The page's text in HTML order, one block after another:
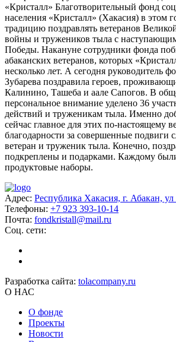
«Кристалл» Благотворительный фонд
населения «Кристалл» (Хакасия) в этом
традицию поздравлять ветеранов
войны и тружеников тыла с
Победы. Накануне сотрудники фонда
абаканских ветеранов, которых
несколько лет. А сегодня руководитель
Зубарева поздравила героев,
Калинино, Ташеба и аале Сапогов. В
персональное внимание уделено 36
действий и труженикам тыла. Именно
сейчас главное для этих по-настоящему
благодарности за совершенные
ветеран и труженик тыла. Конечно,
подкреплены и подарками. Каждому
продуктовые наборы.
Адрес: Республика Хакасия, г. Абакан,
Телефоны: +7 923 393-10-14
Почта: fondkristall@mail.ru
Соц. сети:
Разработка сайта: tolacompany.ru
О НАС
О фонде
Проекты
Новости